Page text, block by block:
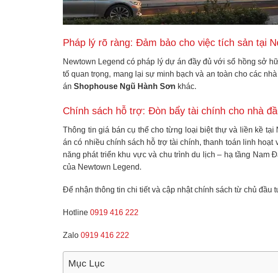
Pháp lý rõ ràng: Đảm bảo cho việc tích sản tại
Newtown Legend có pháp lý dự án đầy đủ với sổ hồng sở
tố quan trọng, mang lại sự minh bạch và an toàn cho các
án Shophouse Ngũ Hành Sơn khác.
Chính sách hỗ trợ: Đòn bẩy tài chính cho nhà
Thông tin giá bán cụ thể cho từng loại biệt thự và liền kề
án có nhiều chính sách hỗ trợ tài chính, thanh toán linh
năng phát triển khu vực và chu trình du lịch – hạ tầng Nam
của Newtown Legend.
Để nhận thông tin chi tiết và cập nhật chính sách từ chủ đầu
Hotline 0919 416 222
Zalo 0919 416 222
Mục Lục